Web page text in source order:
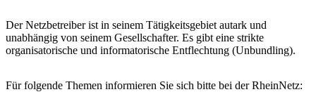
Der Netzbetreiber ist in seinem Tätigkeitsgebiet autark und
unabhängig von seinem Gesellschafter. Es gibt eine strikte
organisatorische und informatorische Entflechtung (Unbundling).
Für folgende Themen informieren Sie sich bitte bei der RheinNetz: